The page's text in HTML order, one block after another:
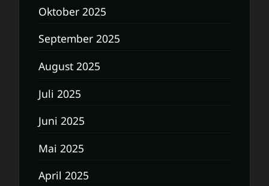
Oktober 2025
September 2025
August 2025
Juli 2025
Juni 2025
Mai 2025
April 2025